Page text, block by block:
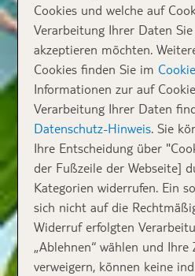
Cookies und welche auf
Verarbeitung Ihrer Daten
akzeptieren möchten.
Cookies finden Sie im
Informationen zur auf
Verarbeitung Ihrer Daten
Datenschutz-Hinweis. Sie
Ihre Entscheidung über
der Fußzeile der Webseite]
Kategorien widerrufen. Ein
sich nicht auf die
Widerruf erfolgten
„Ablehnen“ wählen und
verweigern, können keine